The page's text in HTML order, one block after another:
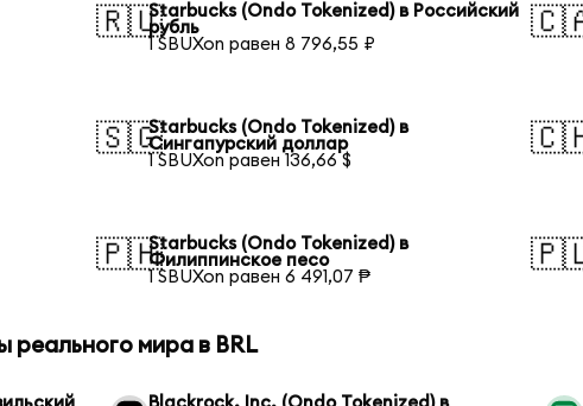
🇷🇺Starbucks (Ondo Tokenized) в Российский
рубль
1 SBUXon равен 8 796,55 ₽
🇸🇬Starbucks (Ondo Tokenized) в
Сингапурский доллар
1 SBUXon равен 136,66 $
🇵🇭Starbucks (Ondo Tokenized) в
Филиппинское песо
1 SBUXon равен 6 491,07 ₱
реального мира в BRL